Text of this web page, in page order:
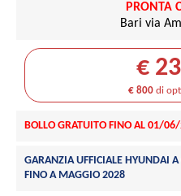
PRONTA
Bari via
€
€ 800di
BOLLO GRATUITO FINO AL 01/
GARANZIA UFFICIALE HYUNDAI
FINO A MAGGIO 2028